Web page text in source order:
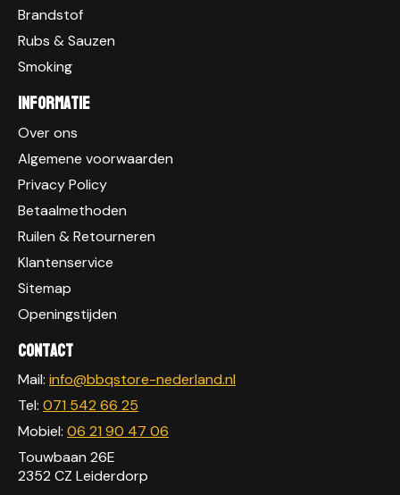
Brandstof
Rubs & Sauzen
Smoking
Informatie
Over ons
Algemene voorwaarden
Privacy Policy
Betaalmethoden
Ruilen & Retourneren
Klantenservice
Sitemap
Openingstijden
Contact
Mail: info@bbqstore-nederland.nl
Tel: 071 542 66 25
Mobiel: 06 21 90 47 06
Touwbaan 26E
2352 CZ Leiderdorp